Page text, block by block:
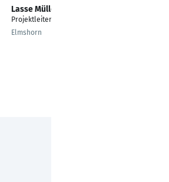
Lasse Müller
Projektleiter
Elmshorn